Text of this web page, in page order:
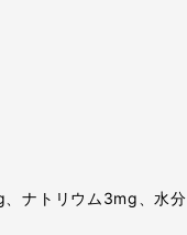
ナトリウム3mg、水分